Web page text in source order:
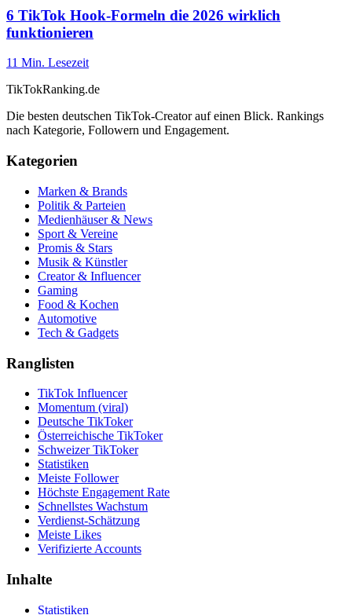
6 TikTok Hook-Formeln die 2026 wirklich
funktionieren
11 Min. Lesezeit
TikTokRanking.de
Die besten deutschen TikTok-Creator auf einen Blick. Rankings
nach Kategorie, Followern und Engagement.
Kategorien
Marken & Brands
Politik & Parteien
Medienhäuser & News
Sport & Vereine
Promis & Stars
Musik & Künstler
Creator & Influencer
Gaming
Food & Kochen
Automotive
Tech & Gadgets
Ranglisten
TikTok Influencer
Momentum (viral)
Deutsche TikToker
Österreichische TikToker
Schweizer TikToker
Statistiken
Meiste Follower
Höchste Engagement Rate
Schnellstes Wachstum
Verdienst-Schätzung
Meiste Likes
Verifizierte Accounts
Inhalte
Statistiken